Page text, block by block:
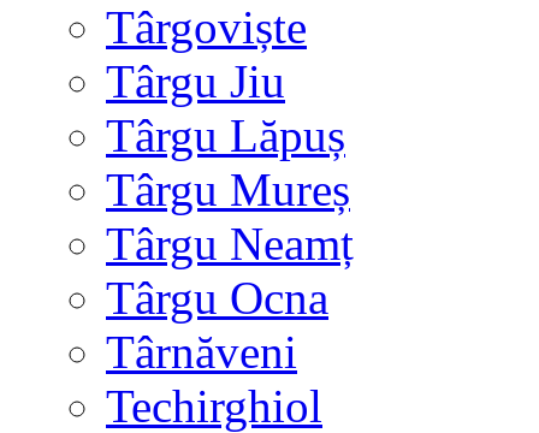
Târgoviște
Târgu Jiu
Târgu Lăpuș
Târgu Mureș
Târgu Neamț
Târgu Ocna
Târnăveni
Techirghiol